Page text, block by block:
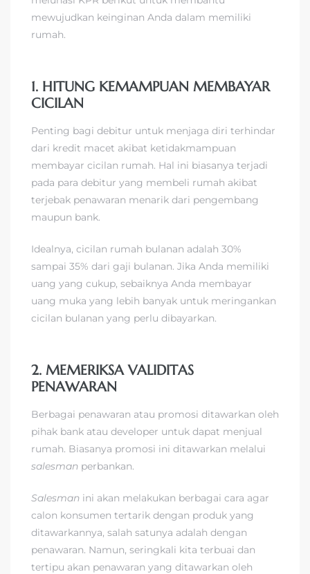
mewujudkan keinginan Anda dalam memiliki
rumah.
1. HITUNG KEMAMPUAN MEMBAYAR
CICILAN
Penting bagi debitur untuk menjaga diri terhindar
dari kredit macet akibat ketidakmampuan
membayar cicilan rumah. Hal ini biasanya terjadi
pada para debitur yang membeli rumah akibat
terjebak penawaran menarik dari pengembang
maupun bank.
Idealnya, cicilan rumah bulanan adalah 30%
sampai 35% dari gaji bulanan. Jika Anda memiliki
uang yang cukup, sebaiknya Anda membayar
uang muka yang lebih banyak untuk meringankan
cicilan bulanan yang perlu dibayarkan.
2. MEMERIKSA VALIDITAS
PENAWARAN
Berbagai penawaran atau promosi ditawarkan oleh
pihak bank atau developer untuk dapat menjual
rumah. Biasanya promosi ini ditawarkan melalui
salesman perbankan.
Salesman ini akan melakukan berbagai cara agar
calon konsumen tertarik dengan produk yang
ditawarkannya, salah satunya adalah dengan
penawaran. Namun, seringkali kita terbuai dan
tertipu akan penawaran yang ditawarkan oleh